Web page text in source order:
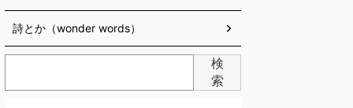
詩とか（wonder words）
検
索